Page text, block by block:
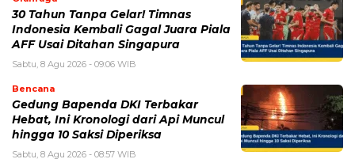
Jumat, 7 Agustus 2026 - 15:20 WIB
BPK Ungkap Temuan Perjadin Dinkes Parepare, Ada
Apa?